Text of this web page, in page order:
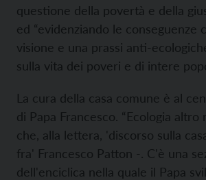
questione della povertà e della
ed “evidenziando le conseguenze
visione e una prassi anti-
sulla vita dei poveri e di intere
La cura della casa comune è al
di Papa Francesco. “Ecologia altro
che, alla lettera, 'discorso sulla
fra' Francesco Patton -. C'è una
dell'enciclica nella quale il Papa